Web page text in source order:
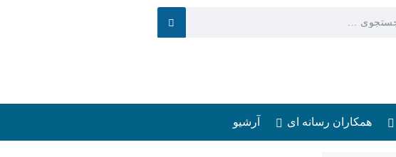
همکاران رسانه ای آرشیو